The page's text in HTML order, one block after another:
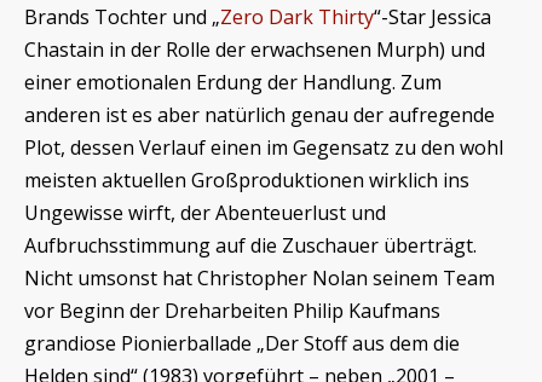
Brands Tochter und „Zero Dark Thirty“-Star Jessica
Chastain in der Rolle der erwachsenen Murph) und
einer emotionalen Erdung der Handlung. Zum
anderen ist es aber natürlich genau der aufregende
Plot, dessen Verlauf einen im Gegensatz zu den wohl
meisten aktuellen Großproduktionen wirklich ins
Ungewisse wirft, der Abenteuerlust und
Aufbruchsstimmung auf die Zuschauer überträgt.
Nicht umsonst hat Christopher Nolan seinem Team
vor Beginn der Dreharbeiten Philip Kaufmans
grandiose Pionierballade „Der Stoff aus dem die
Helden sind“ (1983) vorgeführt – neben „2001 –